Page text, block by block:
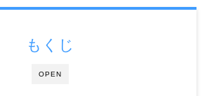
OPEN
もくじ